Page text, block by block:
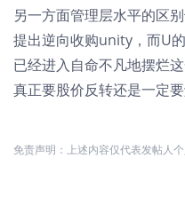
另一方面管理层水平的区
提出逆向收购unity，而U
已经进入自命不凡地摆烂
真正要股价反转还是一定
免责声明：上述内容仅代表发帖人